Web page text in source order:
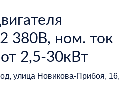
380В, ном. ток
2,5-30кВт
улица Новикова-Прибоя, 16,